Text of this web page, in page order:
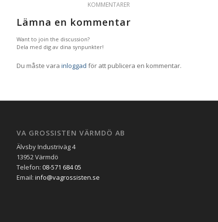
KOMMENTARER
Lämna en kommentar
Want to join the discussion?
Dela med dig av dina synpunkter!
Du måste vara inloggad för att publicera en kommentar.
VA GROSSISTEN VÄRMDÖ AB
Älvsby Industriväg 4
13952 Värmdö
Telefon: 08-571 684 05
Email: info@vagrossisten.se